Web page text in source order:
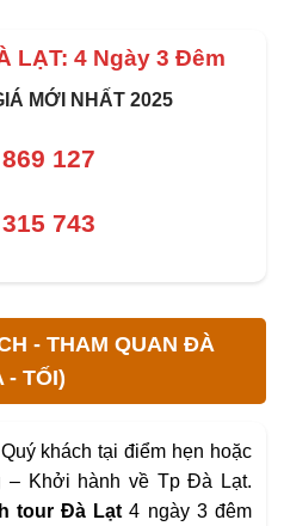
LẠT: 4 Ngày 3 Đêm
MỚI NHẤT 2025
127
743
- THAM QUAN ĐÀ
- TỐI)
khách tại điểm hẹn hoặc
– Khởi hành về Tp Đà Lạt.
tour Đà Lạt 4 ngày 3 đêm